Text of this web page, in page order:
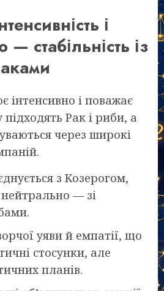
і
— стабільність із
інтенсивно і поважає
Рак і риби, а
через широкі
з Козерогом,
— зі
уяви й емпатії, що
стосунки, але
планів.